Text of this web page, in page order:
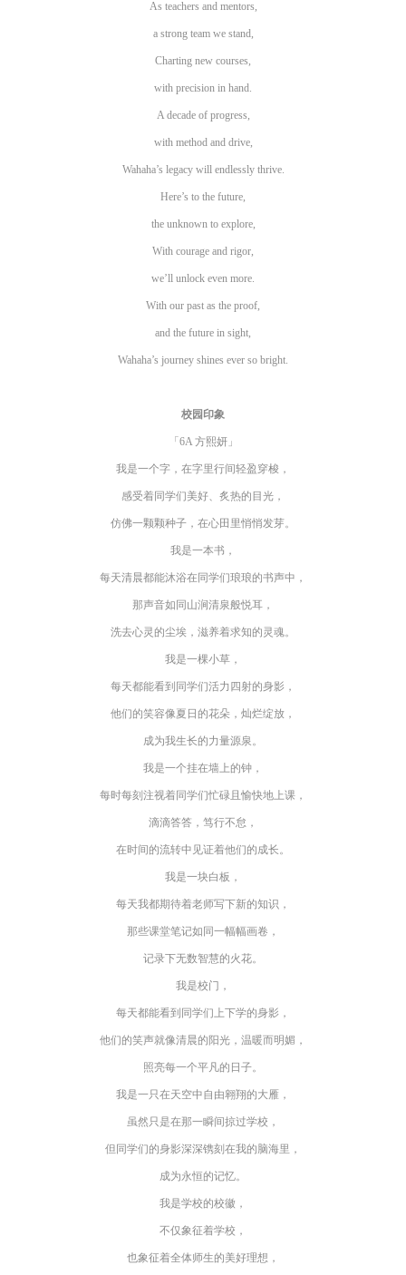
As teachers and mentors,
a strong team we stand,
Charting new courses,
with precision in hand.
A decade of progress,
with method and drive,
Wahaha’s legacy will endlessly thrive.
Here’s to the future,
the unknown to explore,
With courage and rigor,
we’ll unlock even more.
With our past as the proof,
and the future in sight,
Wahaha’s journey shines ever so bright.
校园印象
「6A 方熙妍」
我是一个字，在字里行间轻盈穿梭，
感受着同学们美好、炙热的目光，
仿佛一颗颗种子，在心田里悄悄发芽。
我是一本书，
每天清晨都能沐浴在同学们琅琅的书声中，
那声音如同山涧清泉般悦耳，
洗去心灵的尘埃，滋养着求知的灵魂。
我是一棵小草，
每天都能看到同学们活力四射的身影，
他们的笑容像夏日的花朵，灿烂绽放，
成为我生长的力量源泉。
我是一个挂在墙上的钟，
每时每刻注视着同学们忙碌且愉快地上课，
滴滴答答，笃行不怠，
在时间的流转中见证着他们的成长。
我是一块白板，
每天我都期待着老师写下新的知识，
那些课堂笔记如同一幅幅画卷，
记录下无数智慧的火花。
我是校门，
每天都能看到同学们上下学的身影，
他们的笑声就像清晨的阳光，温暖而明媚，
照亮每一个平凡的日子。
我是一只在天空中自由翱翔的大雁，
虽然只是在那一瞬间掠过学校，
但同学们的身影深深镌刻在我的脑海里，
成为永恒的记忆。
我是学校的校徽，
不仅象征着学校，
也象征着全体师生的美好理想，